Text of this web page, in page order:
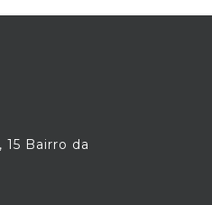
15 Bairro da